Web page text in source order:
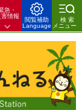
急・
害情報
閲覧補助
Language
検索
メニュー